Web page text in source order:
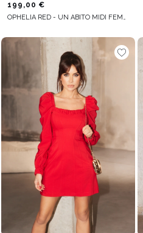
199,00 €
OPHELIA RED - UN ABITO MIDI FEMMINILE IN UNA TONALITÀ DI ROSSO